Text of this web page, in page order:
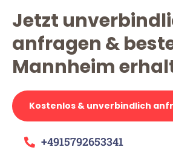
Jetzt
anfragen &
Mannheim
Kostenlos & unverbindlich
+4915792653341